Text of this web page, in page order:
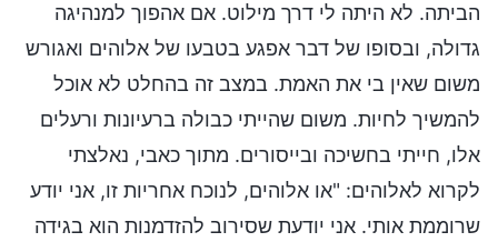
הביתה. לא היתה לי דרך מילוט. אם אהפוך למנהיגה
גדולה, ובסופו של דבר אפגע בטבעו של אלוהים ואגורש
משום שאין בי את האמת. במצב זה בהחלט לא אוכל
להמשיך לחיות. משום שהייתי כבולה ברעיונות ורעלים
אלו, חייתי בחשיכה ובייסורים. מתוך כאבי, נאלצתי
לקרוא לאלוהים: "או אלוהים, לנוכח אחריות זו, אני יודע
שרוממת אותי. אני יודעת שסירוב להזדמנות הוא בגידה